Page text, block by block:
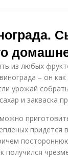
из любых
– он
урожай
и закваска
придется
получился